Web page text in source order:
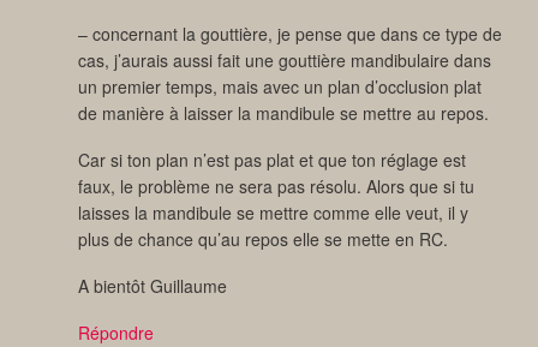
– concernant la gouttière, je pense que dans ce type de
cas, j’aurais aussi fait une gouttière mandibulaire dans
un premier temps, mais avec un plan d’occlusion plat
de manière à laisser la mandibule se mettre au repos.
Car si ton plan n’est pas plat et que ton réglage est
faux, le problème ne sera pas résolu. Alors que si tu
laisses la mandibule se mettre comme elle veut, il y
plus de chance qu’au repos elle se mette en RC.
A bientôt Guillaume
Répondre